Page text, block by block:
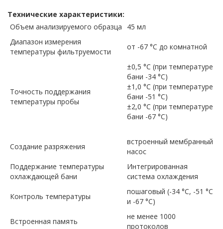
Технические характеристики:
Объем анализируемого образца
45 мл
Диапазон измерения
температуры фильтруемости
от -67 °С до комнатной
Точность поддержания
температуры пробы
±0,5 °С (при температуре
бани -34 °С)
±1,0 °С (при температуре
бани -51 °С)
±2,0 °С (при температуре
бани -67 °С)
Создание разряжения
встроенный мембранный
насос
Поддержание температуры
охлаждающей бани
Интегрированная
система охлаждения
Контроль температуры
пошаговый (-34 °С, -51 °С
и -67 °С)
Встроенная память
не менее 1000
протоколов